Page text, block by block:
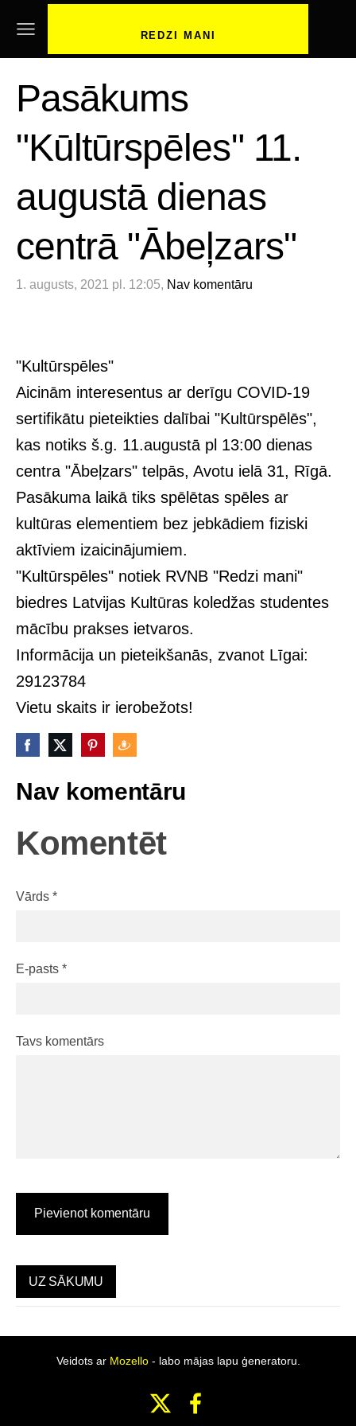
REDZI MANI
UZ SĀKUMU
Pasākums
"Kūltūrspēles" 11.
augustā dienas
centrā "Ābeļzars"
1. augusts, 2021 pl. 12:05, Nav komentāru
"Kultūrspēles"
Aicinām interesentus ar derīgu COVID-19
sertifikātu pieteikties dalībai "Kultūrspēlēs",
kas notiks š.g. 11.augustā pl 13:00 dienas
centra "Ābeļzars" telpās, Avotu ielā 31, Rīgā.
Pasākuma laikā tiks spēlētas spēles ar
kultūras elementiem bez jebkādiem fiziski
aktīviem izaicinājumiem.
"Kultūrspēles" notiek RVNB "Redzi mani"
biedres Latvijas Kultūras koledžas studentes
mācību prakses ietvaros.
Informācija un pieteikšanās, zvanot Līgai:
29123784
Vietu skaits ir ierobežots!
Nav komentāru
Komentēt
Vārds *
E-pasts *
Tavs komentārs
Veidots ar Mozello- labo mājas lapu ģeneratoru.